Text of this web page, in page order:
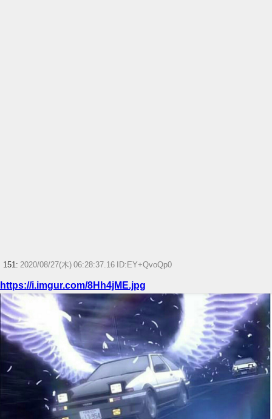
151: 2020/08/27(木) 06:28:37.16 ID:EY+QvoQp0
https://i.imgur.com/8Hh4jME.jpg